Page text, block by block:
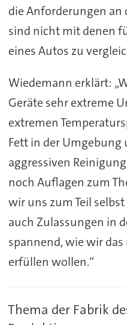
die Anforderungen an
sind nicht mit denen
eines Autos zu
Wiedemann erklärt:
Geräte sehr extreme
extremen
Fett in der
aggressiven
noch Auflagen zum
wir uns zum Teil
auch Zulassungen in
spannend, wie wir
erfüllen wollen.“
Thema der Fabrik